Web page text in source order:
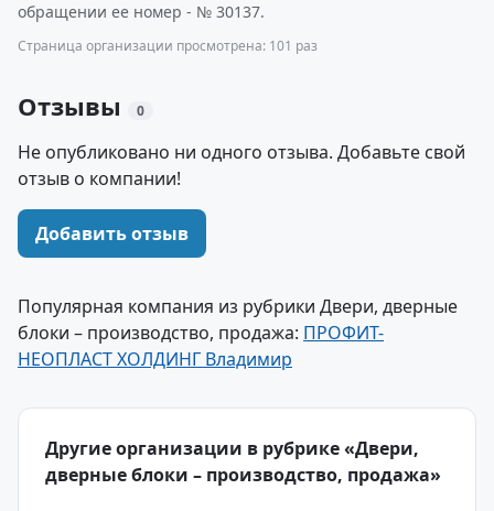
обращении ее номер - № 30137.
Страница организации просмотрена: 101 раз
Отзывы 0
Не опубликовано ни одного отзыва. Добавьте свой
отзыв о компании!
Добавить отзыв
Популярная компания из рубрики Двери, дверные
блоки – производство, продажа: ПРОФИТ-
НЕОПЛАСТ ХОЛДИНГ Владимир
Другие организации в рубрике «Двери,
дверные блоки – производство, продажа»